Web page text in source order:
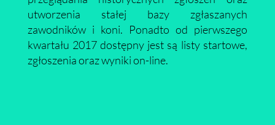
utworzenia stałej bazy zgłaszanych
zawodników i koni. Ponadto od pierwszego
kwartału 2017 dostępny jest są listy startowe,
zgłoszenia oraz wyniki on-line.